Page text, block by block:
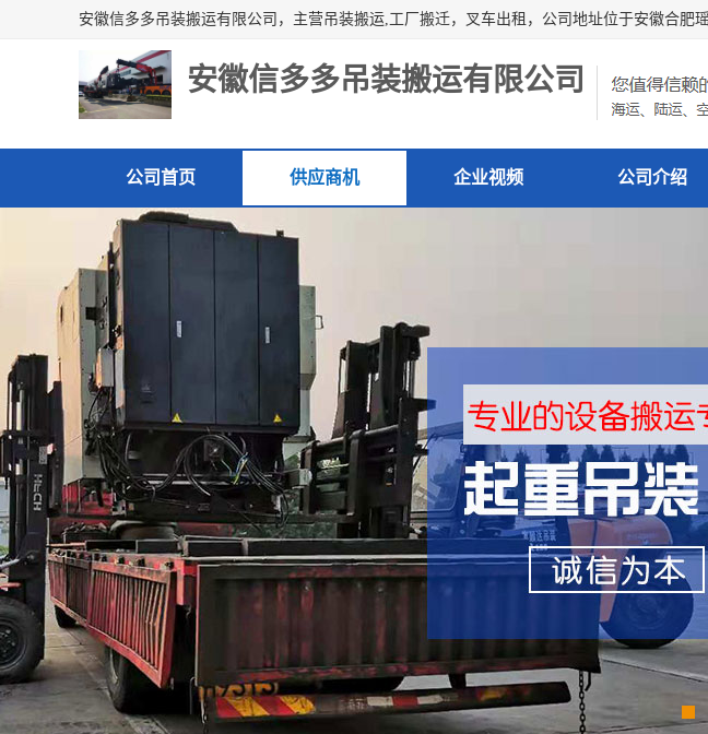
安徽信多多吊装搬运有限公司
公司首页 供应商机 企业视频 公司介绍